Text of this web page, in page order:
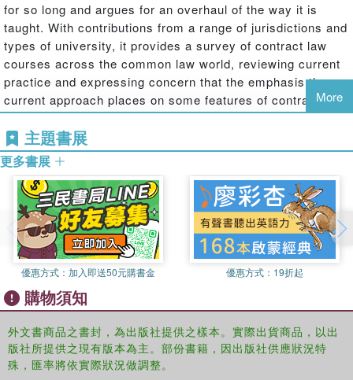
for so long and argues for an overhaul of the way it is
taught. With contributions from a range of jurisdictions and
types of university, it provides a survey of contract law
courses across the common law world, reviewing current
practice and expressing concern that the emphasis the
current approach places on some features of contract
doctrine fails to reflect reality.
The book engages with the major criticism of the standard
contract course, which is that it is too narrow and rarely
engages with ordinary life, or at least ordinary contracts,
and argues that students are left without vital knowledge.
This collection is designed to be a platform for sharing
innovative teaching experiences, with the aim of building a
new approach that addresses such issues.
More
主題書展
更多書展
優惠方式： 加入即送50元購書金 優惠方式： 19折起
購物須知
外文書商品之書封，為出版社提供之樣本。實際出貨商品，以出
版社所提供之現有版本為主。部份書籍，因出版社供應狀況特
殊，匯率將依實際狀況做調整。